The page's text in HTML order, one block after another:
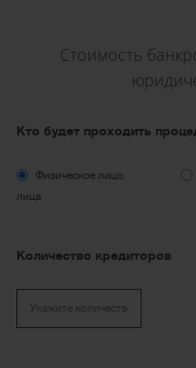
Стоимость
Кто будет проходить
Физическое лицо
лица
Количество кредиторов